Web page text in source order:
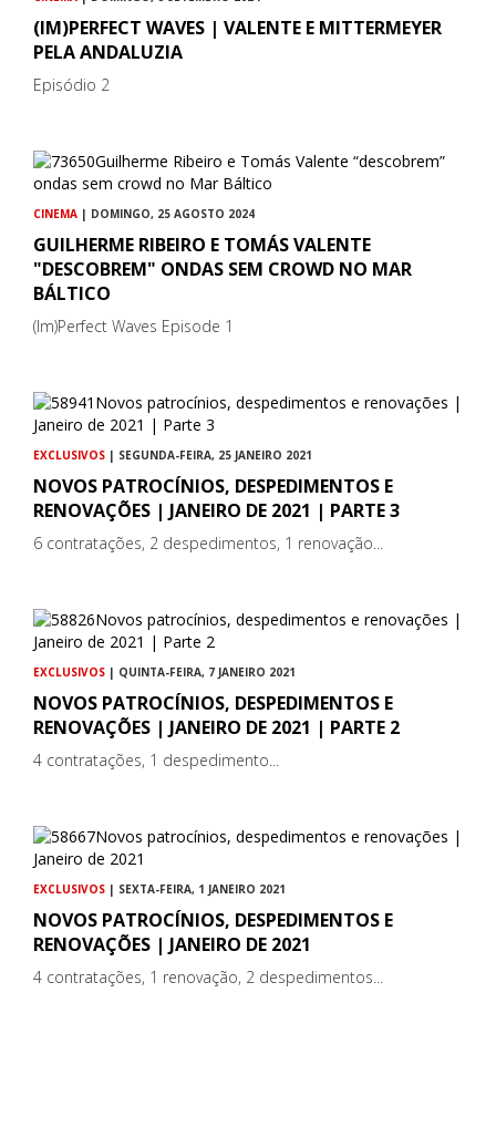
(IM)PERFECT WAVES | VALENTE E MITTERMEYER
PELA ANDALUZIA
Episódio 2
CINEMA | DOMINGO, 25 AGOSTO 2024
GUILHERME RIBEIRO E TOMÁS VALENTE
"DESCOBREM" ONDAS SEM CROWD NO MAR
BÁLTICO
(Im)Perfect Waves Episode 1
EXCLUSIVOS | SEGUNDA-FEIRA, 25 JANEIRO 2021
NOVOS PATROCÍNIOS, DESPEDIMENTOS E
RENOVAÇÕES | JANEIRO DE 2021 | PARTE 3
6 contratações, 2 despedimentos, 1 renovação...
EXCLUSIVOS | QUINTA-FEIRA, 7 JANEIRO 2021
NOVOS PATROCÍNIOS, DESPEDIMENTOS E
RENOVAÇÕES | JANEIRO DE 2021 | PARTE 2
4 contratações, 1 despedimento...
EXCLUSIVOS | SEXTA-FEIRA, 1 JANEIRO 2021
NOVOS PATROCÍNIOS, DESPEDIMENTOS E
RENOVAÇÕES | JANEIRO DE 2021
4 contratações, 1 renovação, 2 despedimentos...